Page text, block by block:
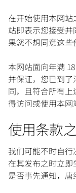
在开始使用本网
站即表示您接受
果您不想同意这些
本网站面向年满
并保证，您已到
同，且符合所有
得访问或使用本网
使用条款
我们可能不时自
在其发布之时立
是否事先通知，唐